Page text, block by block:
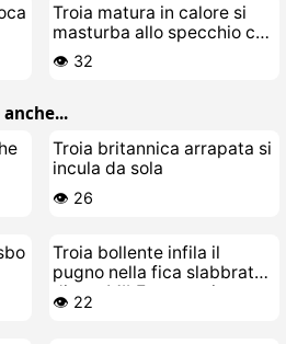
Troia matura in calore si
masturba allo specchio con
il culo
👁️ 32
Troia britannica arrapata si
incula da sola
👁️ 26
Troia bollente infila il
pugno nella fica slabbrata
di una MILF pervertita
👁️ 22